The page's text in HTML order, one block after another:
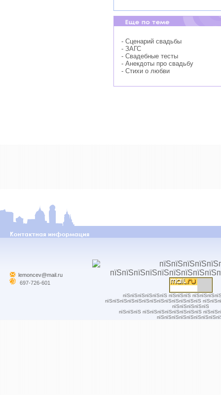
- Сценарий свадьбы
- ЗАГС
- Свадебные тесты
- Анекдоты про свадьбу
- Стихи о любви
lemoncev@mail.ru
697-726-601
пїЅпїЅпїЅпїЅпїЅпїЅ пїЅпїЅпїЅ
пїЅпїЅпїЅпїЅпїЅпїЅпїЅпїЅпїЅпїЅпїЅпїЅпїЅ
пїЅпїЅпїЅпїЅпїЅ
пїЅпїЅпїЅ пїЅпїЅпїЅпїЅпїЅпїЅпїЅпїЅ